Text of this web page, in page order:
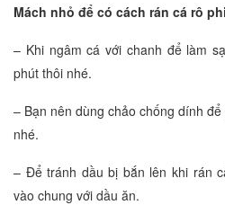
Mách nhỏ để có cách rán cá rô
– Khi ngâm cá với chanh để làm
phút thôi nhé.
– Bạn nên dùng chảo chống dính
nhé.
– Để tránh dầu bị bắn lên khi rán
vào chung với dầu ăn.